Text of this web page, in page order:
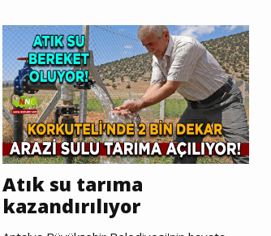
Atık su tarıma
kazandırılıyor